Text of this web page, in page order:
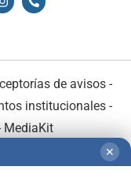
de avisos -
institucionales-
MediaKit
✕